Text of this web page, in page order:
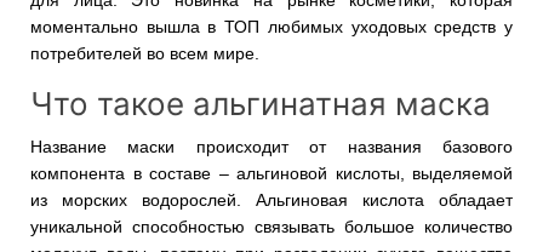
моментально вышла в ТОП любимых уходовых средств у
потребителей во всем мире.
Что такое альгинатная маска
Название маски происходит от названия базового
компонента в составе – альгиновой кислоты, выделяемой
из морских водорослей. Альгиновая кислота обладает
уникальной способностью связывать большое количество